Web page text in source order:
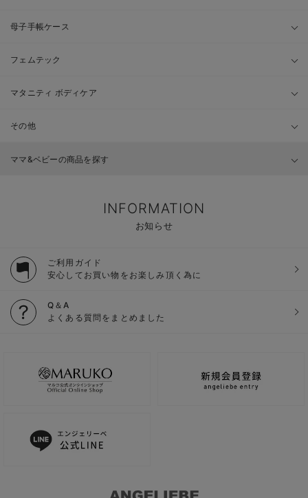
母子手帳ケース
フェムテック
マタニティ ボディケア
その他
ママ&ベビーの商品を探す
INFORMATION
お知らせ
ご利用ガイド
安心してお買い物をお楽しみ頂く為に
Q＆A
よくある質問をまとめました